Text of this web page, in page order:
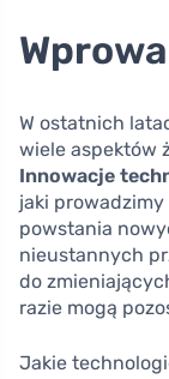
W ostatnich
wiele aspektów
Innowacje
jaki prowadzimy
powstania
nieustannych
do
razie mogą
Jakie